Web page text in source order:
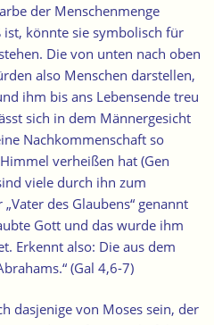
der Menschenmenge
ist, könnte sie symbolisch für
Die von unten nach oben
also Menschen darstellen,
ihm bis ans Lebensende treu
sich in dem Männergesicht
Nachkommenschaft so
verheißen hat (Gen
viele durch ihn zum
des Glaubens“ genannt
Gott und das wurde ihm
Erkennt also: Die aus dem
(Gal 4,6-7)
dasjenige von Moses sein, der